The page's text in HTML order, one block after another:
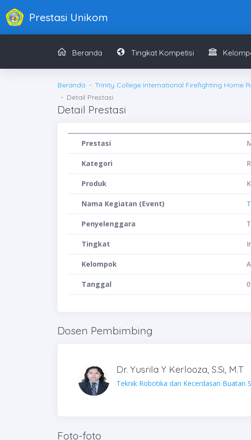
Prestasi Unikom
Beranda Tingkat Kompetisi
Beranda
Trinity College International Firefighting Home
Detail Prestasi
Detail Prestasi
Prestasi
Kategori
Produk
Nama Kegiatan (Event)
Penyelenggara
Tingkat
Kelompok
Tanggal
Dosen Pembimbing
Dr. Yusrila Y Kerlooza, S.Si, M.T
Teknik Robotika dan Kecerdasan Buatan
Foto-foto